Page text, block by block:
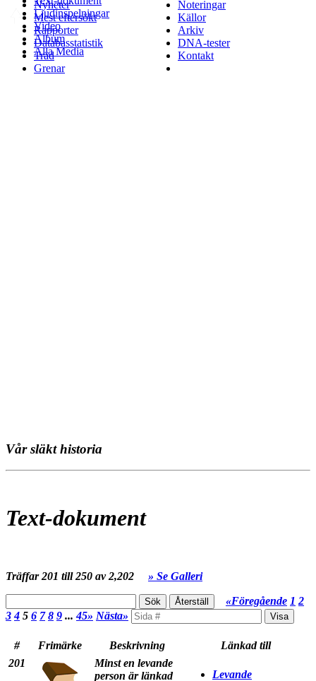
Ljudinspelningar
Video
Album
Alla Media
Nyheter
Mest eftersökt
Rapporter
Databasstatistik
Träd
Grenar
Noteringar
Källor
Arkiv
DNA-tester
Kontakt
Vår släkt historia
Text-dokument
Träffar 201 till 250 av 2,202 » Se Galleri
«Föregående 1 2
3 4 5 6 7 8 9 ...45» Nästa»
# Frimärke Beskrivning
Länkad till
201
Minst en levande
person är länkad
Levande